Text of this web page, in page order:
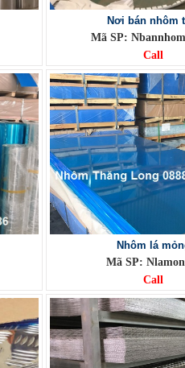
Nơi bán nhôm
Mã SP:
Call
Nhôm lá
Mã SP:
Call